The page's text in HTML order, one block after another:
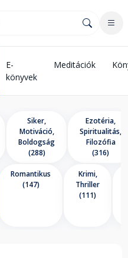
E-
könyvek
Meditációk
Siker,
Motiváció,
Boldogság
(288)
Ezotéria,
Spiritualitás,
Filozófia
(316)
Romantikus
(147)
Krimi,
Thriller
(111)